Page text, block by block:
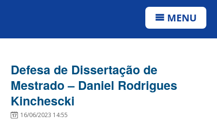
MENU
Defesa de Dissertação de
Mestrado – Daniel Rodrigues
Kinchescki
16/06/2023 14:55